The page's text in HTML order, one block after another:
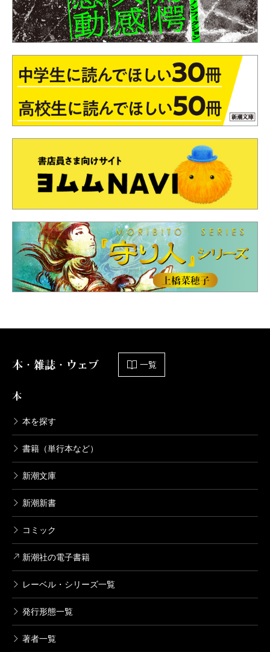
本・雑誌・ウェブ 一覧
本
本を探す
書籍（単行本など）
新潮文庫
新潮新書
コミック
新潮社の電子書籍
レーベル・シリーズ一覧
発行形態一覧
著者一覧